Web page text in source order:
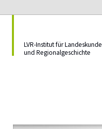
LVR-Institut für Landeskunde
und Regionalgeschichte